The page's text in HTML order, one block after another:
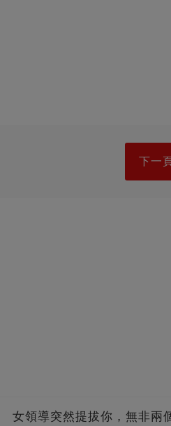
下一
女領導突然提拔你，無非兩